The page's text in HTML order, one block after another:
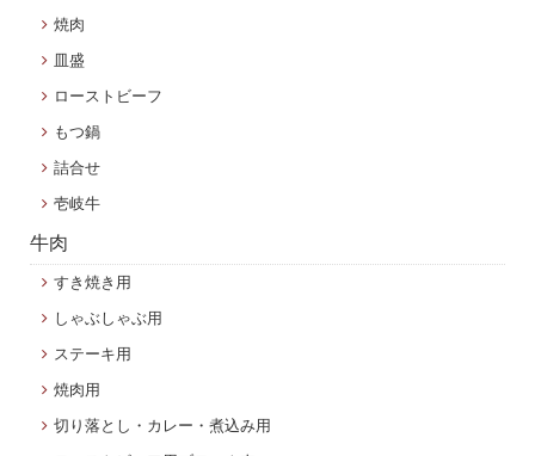
焼肉
皿盛
ローストビーフ
もつ鍋
詰合せ
壱岐牛
牛肉
すき焼き用
しゃぶしゃぶ用
ステーキ用
焼肉用
切り落とし・カレー・煮込み用